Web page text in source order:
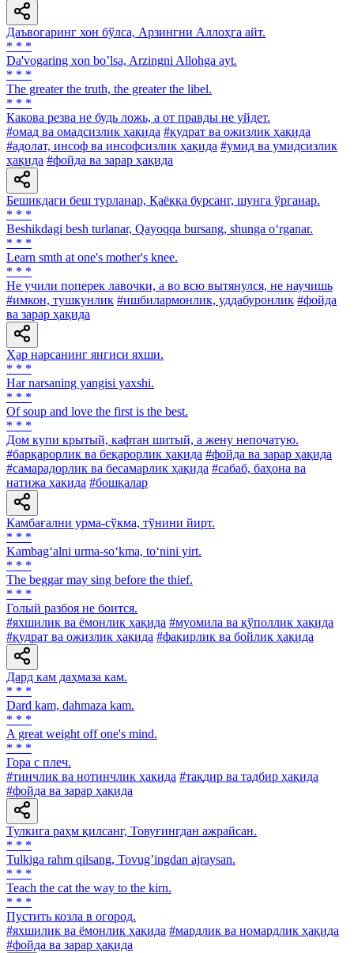
Даъвогаринг хон бўлса, Арзингни Аллоҳга айт.
* * *
Da'vogaring xon bo’lsa, Arzingni Allohga ayt.
* * *
The greater the truth, the greater the libel.
* * *
Какова резва не будь ложь, а от правды не уйдет.
#омад ва омадсизлик ҳақида #қудрат ва ожизлик ҳақида
#адолат, инсоф ва инсофсизлик ҳақида #умид ва умидсизлик
ҳақида #фойда ва зарар ҳақида
Бешикдаги беш турланар, Қаёққа бурсанг, шунга ўрганар.
* * *
Beshikdagi besh turlanar, Qayoqqa bursang, shunga o‘rganar.
* * *
Learn smth at one's mother's knee.
* * *
Не учили поперек лавочки, а во всю вытянулся, не научишь
#имкон, тушкунлик #ишбилармонлик, уддабуронлик #фойда
ва зарар ҳақида
Ҳар нарсанинг янгиси яхши.
* * *
Har narsaning yangisi yaxshi.
* * *
Of soup and love the first is the best.
* * *
Дом купи крытый, кафтан шитый, а жену непочатую.
#барқарорлик ва беқарорлик ҳақида #фойда ва зарар ҳақида
#самарадорлик ва бесамарлик ҳақида #сабаб, баҳона ва
натижа ҳақида #бошқалар
Камбағални урма-сўкма, тўнини йирт.
* * *
Kambag‘alni urma-so‘kma, to‘nini yirt.
* * *
The beggar may sing before the thief.
* * *
Голый разбоя не боится.
#яхшилик ва ёмонлик ҳақида #муомила ва қўполлик ҳақида
#қудрат ва ожизлик ҳақида #фақирлик ва бойлик ҳақида
Дард кам даҳмаза кам.
* * *
Dard kam, dahmaza kam.
* * *
A great weight off one's mind.
* * *
Гора с плеч.
#тинчлик ва нотинчлик ҳақида #тақдир ва тадбир ҳақида
#фойда ва зарар ҳақида
Тулкига раҳм қилсанг, Товуғингдан ажрайсан.
* * *
Tulkiga rahm qilsang, Tovugʼingdan ajraysan.
* * *
Teach the cat the way to the kirn.
* * *
Пустить козла в огород.
#яхшилик ва ёмонлик ҳақида #мардлик ва номардлик ҳақида
#фойда ва зарар ҳақида